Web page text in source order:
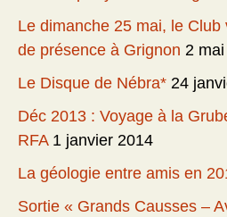
Le dimanche 25 mai, le
de présence à Grignon 2
Le Disque de Nébra* 24
Déc 2013 : Voyage à la
RFA 1 janvier 2014
La géologie entre amis en
Sortie « Grands Causses –